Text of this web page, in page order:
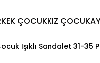
ÇOCUKKIZ ÇOCUK
Işıklı Sandalet 31-35